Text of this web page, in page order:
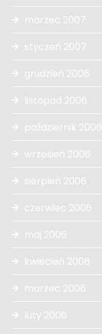
marzec 2007
styczeń 2007
grudzień 2006
listopad 2006
październik 2006
wrzesień 2006
sierpień 2006
czerwiec 2006
maj 2006
kwiecień 2006
marzec 2006
luty 2006